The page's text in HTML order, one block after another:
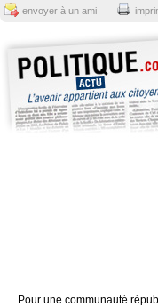
envoyer à un ami
Pour une communauté